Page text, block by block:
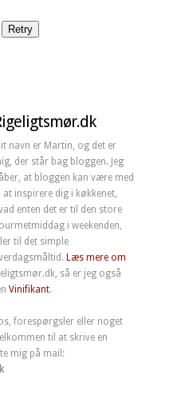
Retry
navn er Martin, og det er
der står bag bloggen. Jeg
at bloggen kan være med
at inspirere dig i køkkenet,
enten det er til den store
i weekenden,
til det simple
Læs mere om
så er jeg også
Vinifikant.
forespørgsler eller noget
til at skrive en
mig på mail: